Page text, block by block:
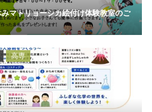
マトリョーシカ絵付け体験教室のご
高専